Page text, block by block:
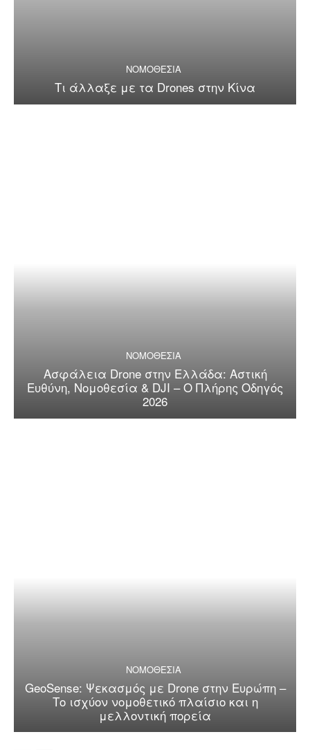
ΝΟΜΟΘΕΣΙΑ
Τι άλλαξε με τα Drones στην Κίνα
ΝΟΜΟΘΕΣΙΑ
Ασφάλεια Drone στην Ελλάδα: Αστική
Ευθύνη, Νομοθεσία & DJI – Ο Πλήρης Οδηγός
2026
ΝΟΜΟΘΕΣΙΑ
GeoSense: Ψεκασμός με Drone στην Ευρώπη –
Το ισχύον νομοθετικό πλαίσιο και η
μελλοντική πορεία